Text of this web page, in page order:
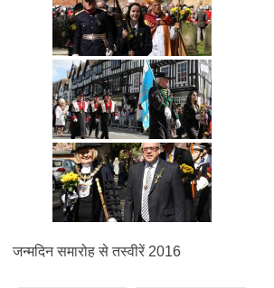
जन्मदिन समारोह से तस्वीरें 2016